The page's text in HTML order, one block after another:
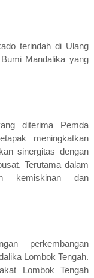
terindah di Ulang
Mandalika yang
diterima Pemda
meningkatkan
sinergitas dengan
Terutama dalam
kemiskinan dan
perkembangan
Lombok Tengah.
Lombok Tengah